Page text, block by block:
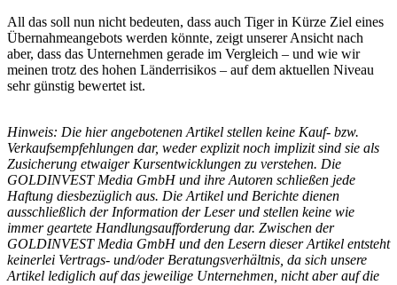
All das soll nun nicht bedeuten, dass auch Tiger in Kürze Ziel eines
Übernahmeangebots werden könnte, zeigt unserer Ansicht nach
aber, dass das Unternehmen gerade im Vergleich – und wie wir
meinen trotz des hohen Länderrisikos – auf dem aktuellen Niveau
sehr günstig bewertet ist.
Hinweis: Die hier angebotenen Artikel stellen keine Kauf- bzw.
Verkaufsempfehlungen dar, weder explizit noch implizit sind sie als
Zusicherung etwaiger Kursentwicklungen zu verstehen. Die
GOLDINVEST Media GmbH und ihre Autoren schließen jede
Haftung diesbezüglich aus. Die Artikel und Berichte dienen
ausschließlich der Information der Leser und stellen keine wie
immer geartete Handlungsaufforderung dar. Zwischen der
GOLDINVEST Media GmbH und den Lesern dieser Artikel entsteht
keinerlei Vertrags- und/oder Beratungsverhältnis, da sich unsere
Artikel lediglich auf das jeweilige Unternehmen, nicht aber auf die